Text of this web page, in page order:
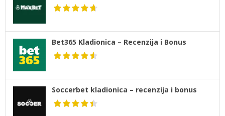
Bet365 Kladionica – Recenzija i Bonus
Soccerbet kladionica – recenzija i bonus